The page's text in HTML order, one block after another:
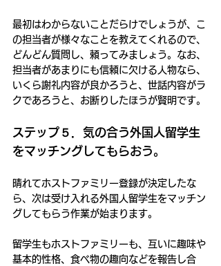
最初はわからないことだらけでしょうが、こ
の担当者が様々なことを教えてくれるので、
どんどん質問し、頼ってみましょう。なお、
担当者があまりにも信頼に欠ける人物なら、
いくら謝礼内容が良かろうと、世話内容がラ
クであろうと、お断りしたほうが賢明です。
ステップ５．気の合う外国人留学生
をマッチングしてもらおう。
晴れてホストファミリー登録が決定したな
ら、次は受け入れる外国人留学生をマッチン
グしてもらう作業が始まります。
留学生もホストファミリーも、互いに趣味や
基本的性格、食べ物の趣向などを報告し合